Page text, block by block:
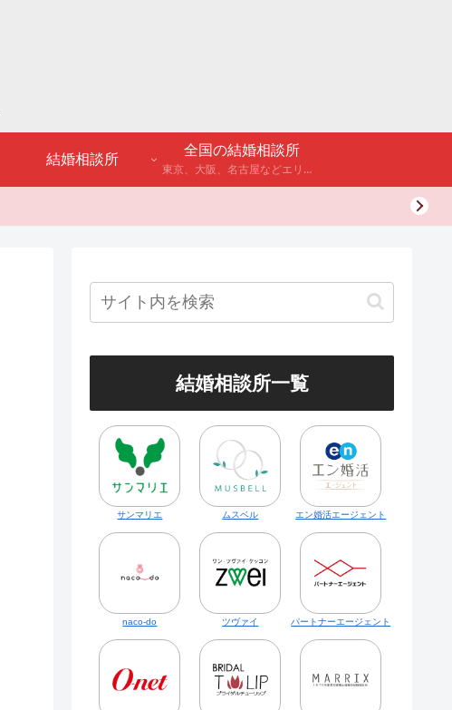
結婚相談所
全国の結婚相談所
東京、大阪、名古屋などエリア別のアンケート調査や結婚相談所・婚活パーティーの体験談などを公開。
結婚相談所一覧
サンマリエ ムスベル エン婚活エージェント
naco-do ツヴァイ パートナーエージェント